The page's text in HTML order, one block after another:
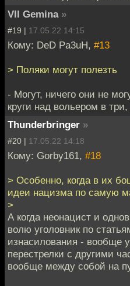
VII Gemina »
#19 | 17.05.22 14:15
Кому: DeD Pa3uH, #13
> Поляки могут полезть
- Могут, ничего они не
круги над вольером в
Thunderbringer »
#20 | 17.05.22 14:18
Кому: Gorby161, #18
> Особенно, когда в их
идеи нацизма по самую
>
А когда неонацист и
волю уголовник по
изнасилования - вообще
перестрелки с другими
вообще между собой на